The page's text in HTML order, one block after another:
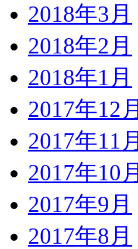
2018年3月
2018年2月
2018年1月
2017年12月
2017年11月
2017年10月
2017年9月
2017年8月